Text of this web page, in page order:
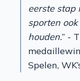
eerste stap
sporten
houden.” -
Spelen,